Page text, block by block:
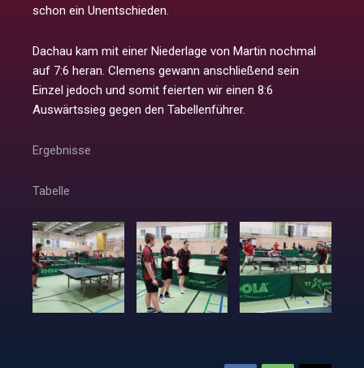
schon ein Unentschieden.
Dachau kam mit einer Niederlage von Martin nochmal
auf 7:6 heran. Clemens gewann anschließend sein
Einzel jedoch und somit feierten wir einen 8:6
Auswärtssieg gegen den Tabellenführer.
Ergebnisse
Tabelle